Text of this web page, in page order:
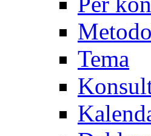
Tema